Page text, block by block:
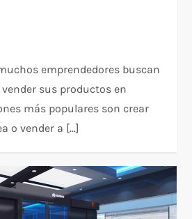
emprendedores buscan
sus productos en
más populares son crear
o vender a […]